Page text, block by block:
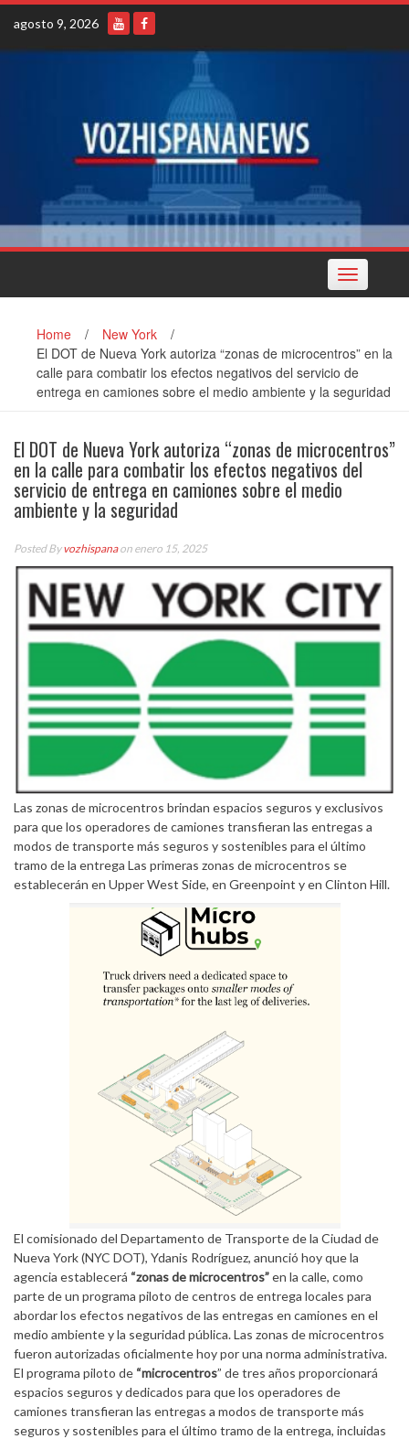
Skip
content
agosto 9, 2026
Toggle
navigation
Home / New York
/
El DOT de Nueva York autoriza “zonas de microcentros” en la
calle para combatir los efectos negativos del servicio de
entrega en camiones sobre el medio ambiente y la seguridad
El DOT de Nueva York autoriza “zonas de microcentros”
en la calle para combatir los efectos negativos del
servicio de entrega en camiones sobre el medio
ambiente y la seguridad
Posted Byvozhispanaon enero 15, 2025
Las zonas de microcentros brindan espacios seguros y exclusivos
para que los operadores de camiones transfieran las entregas a
modos de transporte más seguros y sostenibles para el último
tramo de la entrega Las primeras zonas de microcentros se
establecerán en Upper West Side, en Greenpoint y en Clinton Hill.
El comisionado del Departamento de Transporte de la Ciudad de
Nueva York (NYC DOT), Ydanis Rodríguez, anunció hoy que la
agencia establecerá “zonas de microcentros”en la calle, como
parte de un programa piloto de centros de entrega locales para
abordar los efectos negativos de las entregas en camiones en el
medio ambiente y la seguridad pública. Las zonas de microcentros
fueron autorizadas oficialmente hoy por una norma administrativa.
El programa piloto de “microcentros” de tres años proporcionará
espacios seguros y dedicados para que los operadores de
camiones transfieran las entregas a modos de transporte más
seguros y sostenibles para el último tramo de la entrega, incluidas